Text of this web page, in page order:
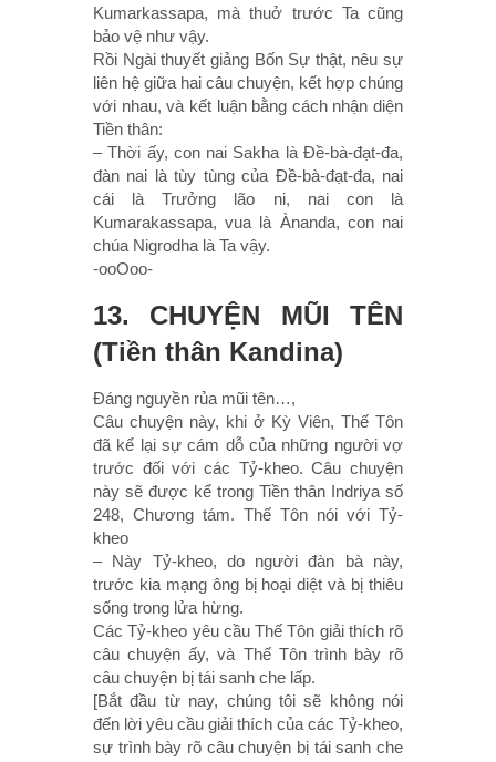
Kumarkassapa, mà thuở trước Ta cũng
bảo vệ như vậy.
Rồi Ngài thuyết giảng Bốn Sự thật, nêu sự
liên hệ giữa hai câu chuyện, kết hợp chúng
với nhau, và kết luận bằng cách nhận diện
Tiền thân:
– Thời ấy, con nai Sakha là Ðề-bà-đạt-đa,
đàn nai là tùy tùng của Ðề-bà-đạt-đa, nai
cái là Trưởng lão ni, nai con là
Kumarakassapa, vua là Ànanda, con nai
chúa Nigrodha là Ta vậy.
-ooOoo-
13. CHUYỆN MŨI TÊN
(Tiền thân Kandina)
Ðáng nguyền rủa mũi tên…,
Câu chuyện này, khi ở Kỳ Viên, Thế Tôn
đã kể lại sự cám dỗ của những người vợ
trước đối với các Tỷ-kheo. Câu chuyện
này sẽ được kể trong Tiền thân Indriya số
248, Chương tám. Thế Tôn nói với Tỷ-
kheo
– Này Tỷ-kheo, do người đàn bà này,
trước kia mạng ông bị hoại diệt và bị thiêu
sống trong lửa hừng.
Các Tỷ-kheo yêu cầu Thế Tôn giải thích rõ
câu chuyện ấy, và Thế Tôn trình bày rõ
câu chuyện bị tái sanh che lấp.
[Bắt đầu từ nay, chúng tôi sẽ không nói
đến lời yêu cầu giải thích của các Tỷ-kheo,
sự trình bày rõ câu chuyện bị tái sanh che